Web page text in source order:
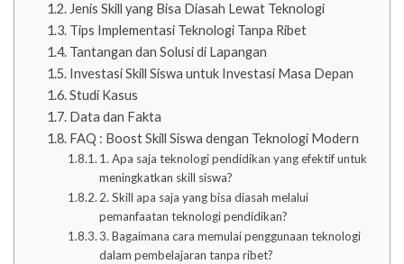
Jenis Skill yang Bisa Diasah Lewat Teknologi
Tips Implementasi Teknologi Tanpa Ribet
Tantangan dan Solusi di Lapangan
Investasi Skill Siswa untuk Investasi Masa Depan
Studi Kasus
Data dan Fakta
FAQ : Boost Skill Siswa dengan Teknologi Modern
1. Apa saja teknologi pendidikan yang efektif untuk
meningkatkan skill siswa?
2. Skill apa saja yang bisa diasah melalui
pemanfaatan teknologi pendidikan?
3. Bagaimana cara memulai penggunaan teknologi
dalam pembelajaran tanpa ribet?